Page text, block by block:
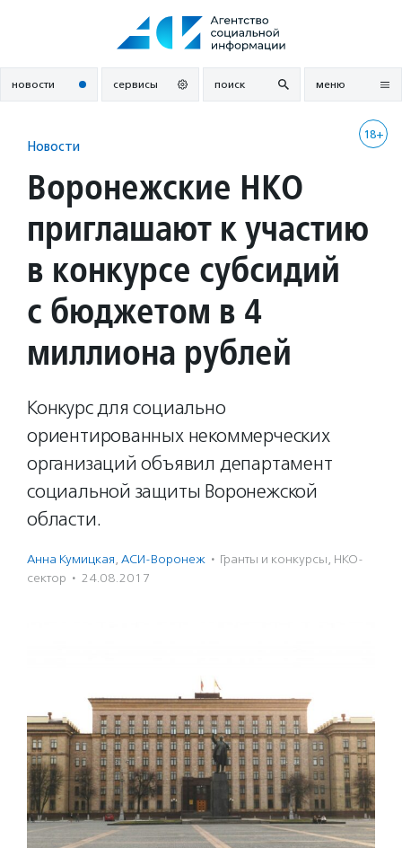
новости сервисы поиск меню
18+
Новости
Воронежские НКО
приглашают к участию
в конкурсе субсидий
с бюджетом в 4
миллиона рублей
Конкурс для социально
ориентированных некоммерческих
организаций объявил департамент
социальной защиты Воронежской
области.
Анна Кумицкая, АСИ-Воронеж · Гранты и конкурсы, НКО-
сектор · 24.08.2017